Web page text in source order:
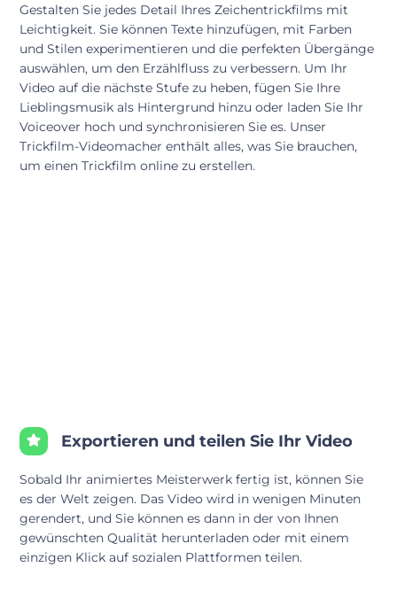
Gestalten Sie jedes Detail Ihres Zeichentrickfilms mit
Leichtigkeit. Sie können Texte hinzufügen, mit Farben
und Stilen experimentieren und die perfekten Übergänge
auswählen, um den Erzählfluss zu verbessern. Um Ihr
Video auf die nächste Stufe zu heben, fügen Sie Ihre
Lieblingsmusik als Hintergrund hinzu oder laden Sie Ihr
Voiceover hoch und synchronisieren Sie es. Unser
Trickfilm-Videomacher enthält alles, was Sie brauchen,
um einen Trickfilm online zu erstellen.
Exportieren und teilen Sie Ihr Video
Sobald Ihr animiertes Meisterwerk fertig ist, können Sie
es der Welt zeigen. Das Video wird in wenigen Minuten
gerendert, und Sie können es dann in der von Ihnen
gewünschten Qualität herunterladen oder mit einem
einzigen Klick auf sozialen Plattformen teilen.